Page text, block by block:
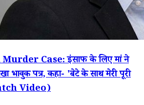
Case: इंसाफ के लिए मां ने
भावुक पत्र, कहा- 'बेटे के साथ मेरी पूरी
Video)